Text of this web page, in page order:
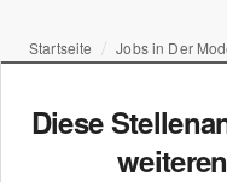
Startseite Jobs in Der
Diese